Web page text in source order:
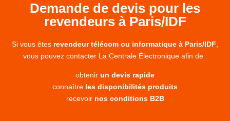
Demande de devis pour les
revendeurs à Paris/IDF
Si vous êtes revendeur télécom ou informatique à Paris/IDF
vous pouvez contacter La Centrale Électronique afin de :
obtenir un devis rapide
connaître les disponibilités produits
recevoir nos conditions B2B